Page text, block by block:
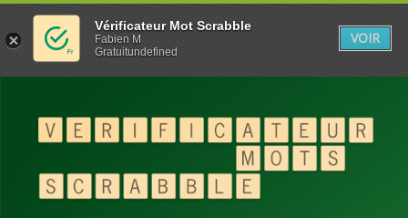
Vérificateur Mot Scrabble
Fabien M
Gratuitundefined
VOIR